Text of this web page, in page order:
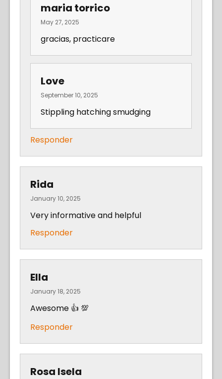
maria torrico
May 27, 2025
gracias, practicare
Love
September 10, 2025
Stippling hatching smudging
Responder
Rida
January 10, 2025
Very informative and helpful
Responder
Ella
January 18, 2025
Awesome 👍 💯
Responder
Rosa Isela